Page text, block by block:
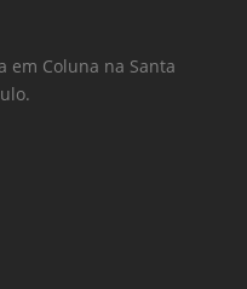
em Coluna na Santa